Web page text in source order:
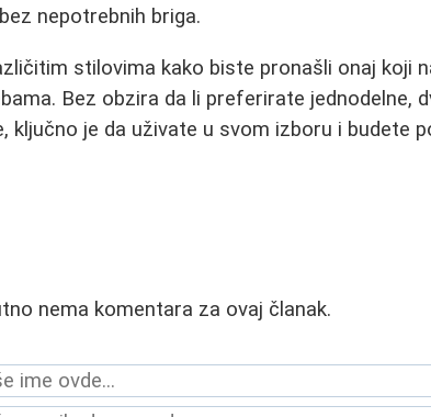
nepotrebnih briga.
stilovima kako biste pronašli onaj koji
Bez obzira da li preferirate jednodelne,
ključno je da uživate u svom izboru i budete
nema komentara za ovaj članak.